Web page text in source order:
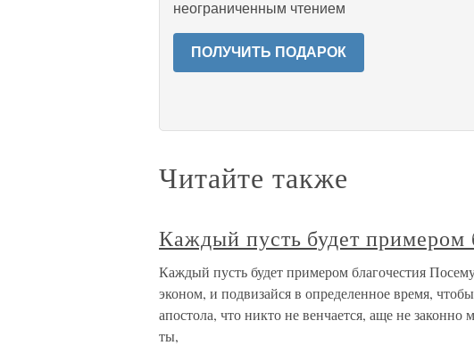
неограниченным чтением
ПОЛУЧИТЬ ПОДАРОК
Читайте также
Каждый пусть будет примером
Каждый пусть будет примером благочестия
эконом, и подвизайся в определенное время,
апостола, что никто не венчается, аще не
ты,